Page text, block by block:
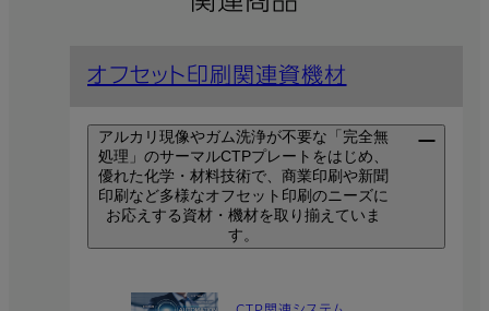
オフセット印刷関連資機材
アルカリ現像やガム洗浄が不要な「完全無
処理」のサーマルCTPプレートをはじめ、
優れた化学・材料技術で、商業印刷や新聞
印刷など多様なオフセット印刷のニーズに
お応えする資材・機材を取り揃えていま
す。